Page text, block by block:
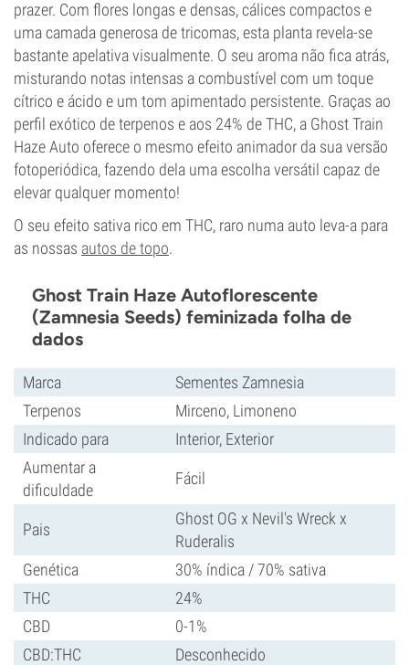
prazer. Com flores longas e densas, cálices compactos e
uma camada generosa de tricomas, esta planta revela-se
bastante apelativa visualmente. O seu aroma não fica atrás,
misturando notas intensas a combustível com um toque
cítrico e ácido e um tom apimentado persistente. Graças ao
perfil exótico de terpenos e aos 24% de THC, a Ghost Train
Haze Auto oferece o mesmo efeito animador da sua versão
fotoperiódica, fazendo dela uma escolha versátil capaz de
elevar qualquer momento!
O seu efeito sativa rico em THC, raro numa auto leva-a para
as nossas autos de topo.
Ghost Train Haze Autoflorescente
(Zamnesia Seeds) feminizada folha de
dados
Marca
Sementes Zamnesia
Terpenos
Mirceno, Limoneno
Indicado para
Interior, Exterior
Aumentar a
dificuldade
Fácil
Pais
Ghost OG x Nevil's Wreck x
Ruderalis
Genética
30% índica / 70% sativa
THC
24%
CBD
0-1%
CBD:THC
Desconhecido